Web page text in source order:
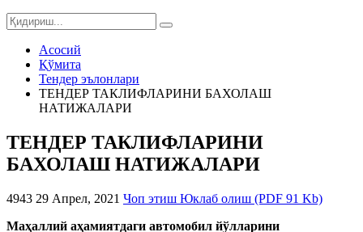
Асосий
Қўмита
Тендер эълонлари
TЕНДЕР ТАКЛИФЛАРИНИ БАХОЛАШ
НАТИЖАЛАРИ
TЕНДЕР ТАКЛИФЛАРИНИ
БАХОЛАШ НАТИЖАЛАРИ
4943 29 Апрел, 2021 Чоп этиш Юклаб олиш (PDF 91 Kb)
Маҳаллий аҳамиятдаги автомобил йўлларини